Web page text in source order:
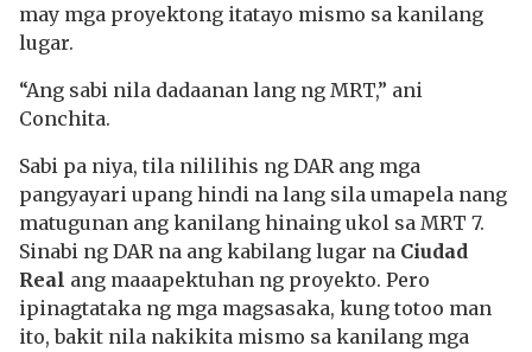
may mga proyektong itatayo mismo sa kanilang
lugar.
“Ang sabi nila dadaanan lang ng MRT,” ani
Conchita.
Sabi pa niya, tila nililihis ng DAR ang mga
pangyayari upang hindi na lang sila umapela nang
matugunan ang kanilang hinaing ukol sa MRT 7.
Sinabi ng DAR na ang kabilang lugar na Ciudad
Real ang maaapektuhan ng proyekto. Pero
ipinagtataka ng mga magsasaka, kung totoo man
ito, bakit nila nakikita mismo sa kanilang mga